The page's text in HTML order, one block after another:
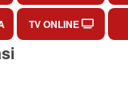
TV ONLINE